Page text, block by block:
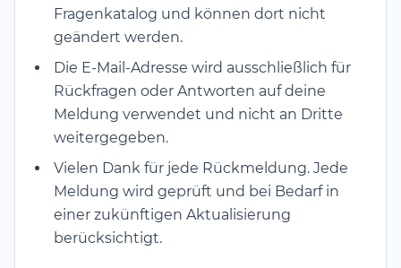
Fragenkatalog und können dort nicht
geändert werden.
Die E-Mail-Adresse wird ausschließlich für
Rückfragen oder Antworten auf deine
Meldung verwendet und nicht an Dritte
weitergegeben.
Vielen Dank für jede Rückmeldung. Jede
Meldung wird geprüft und bei Bedarf in
einer zukünftigen Aktualisierung
berücksichtigt.